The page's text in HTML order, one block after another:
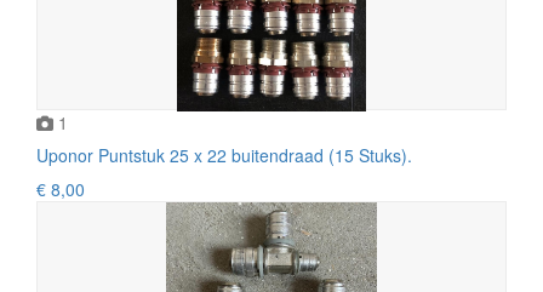
1
Uponor Puntstuk 25 x 22 buitendraad (15 Stuks).
€ 8,00